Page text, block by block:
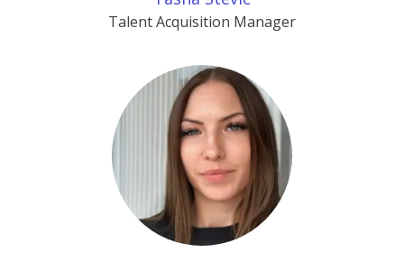
Talent Acquisition Manager